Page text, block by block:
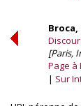
Broca,
[Paris,
Page à
Sur